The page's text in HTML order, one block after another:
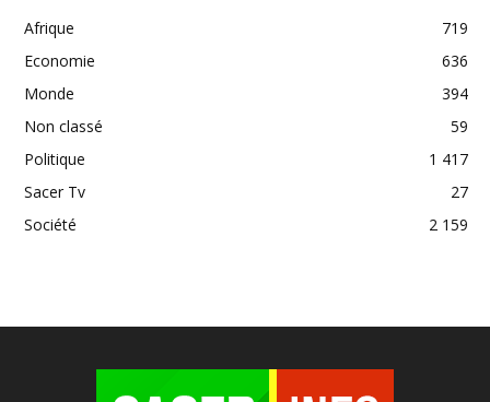
Afrique
719
Economie
636
Monde
394
Non classé
59
Politique
1 417
Sacer Tv
27
Société
2 159